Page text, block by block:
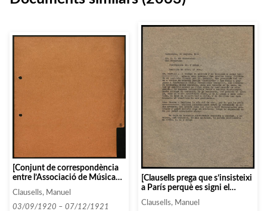
[Conjunt de correspondència
entre l’Associació de Música
da Camera i diverses persones i
entitats que comencen amb la
lletra S, entre 1919 i 1922]
Clausells, Manuel
03/09/1920 – 07/12/1921
[Clausells prega que s’insisteixi
a París perquè es signi el
contracte de Herriot el més
aviat possible]
Clausells, Manuel